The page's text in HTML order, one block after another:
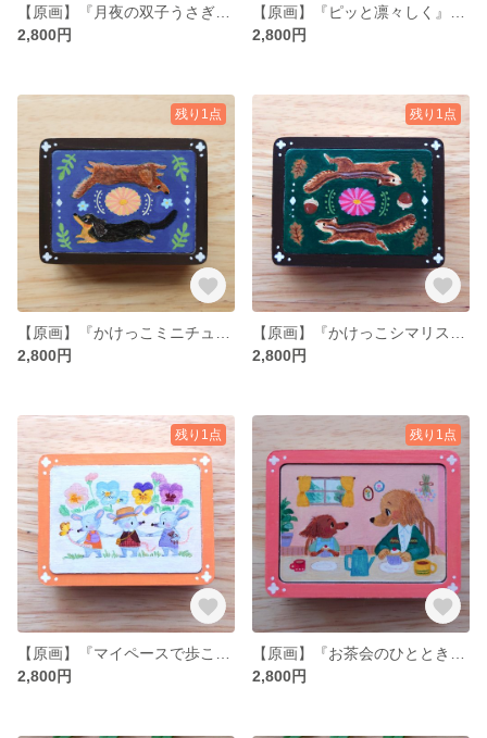
2,800円
2,800円
残り1点
2,800円
残り1点
2,800円
残り1点
2,800円
残り1点
2,800円